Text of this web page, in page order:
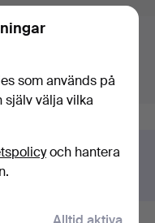
om:
2025 kl. 13:45 EDT
som används på
välja vilka
och hantera